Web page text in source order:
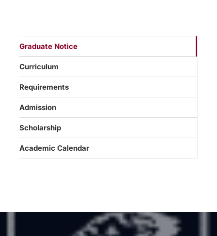
Graduate Notice
Curriculum
Requirements
Admission
Scholarship
Academic Calendar